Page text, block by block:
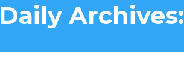
Daily Archives: